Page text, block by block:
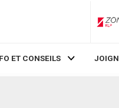
ET CONSEILS